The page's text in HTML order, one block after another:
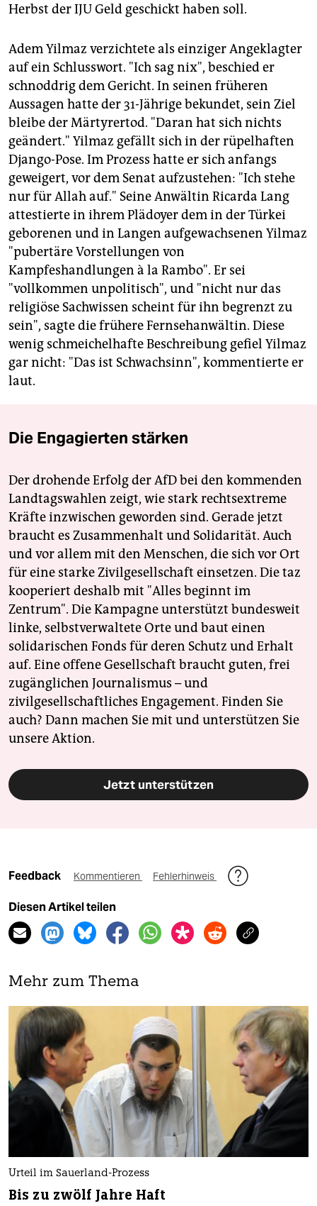
Herbst der IJU Geld geschickt haben soll.
Adem Yilmaz verzichtete als einziger Angeklagter
auf ein Schlusswort. "Ich sag nix", beschied er
schnoddrig dem Gericht. In seinen früheren
Aussagen hatte der 31-Jährige bekundet, sein Ziel
bleibe der Märtyrertod. "Daran hat sich nichts
geändert." Yilmaz gefällt sich in der rüpelhaften
Django-Pose. Im Prozess hatte er sich anfangs
geweigert, vor dem Senat aufzustehen: "Ich stehe
nur für Allah auf." Seine Anwältin Ricarda Lang
attestierte in ihrem Plädoyer dem in der Türkei
geborenen und in Langen aufgewachsenen Yilmaz
"pubertäre Vorstellungen von
Kampfeshandlungen à la Rambo". Er sei
"vollkommen unpolitisch", und "nicht nur das
religiöse Sachwissen scheint für ihn begrenzt zu
sein", sagte die frühere Fernsehanwältin. Diese
wenig schmeichelhafte Beschreibung gefiel Yilmaz
gar nicht: "Das ist Schwachsinn", kommentierte er
laut.
Die Engagierten stärken
Der drohende Erfolg der AfD bei den kommenden
Landtagswahlen zeigt, wie stark rechtsextreme
Kräfte inzwischen geworden sind. Gerade jetzt
braucht es Zusammenhalt und Solidarität. Auch
und vor allem mit den Menschen, die sich vor Ort
für eine starke Zivilgesellschaft einsetzen. Die taz
kooperiert deshalb mit "Alles beginnt im
Zentrum". Die Kampagne unterstützt bundesweit
linke, selbstverwaltete Orte und baut einen
solidarischen Fonds für deren Schutz und Erhalt
auf. Eine offene Gesellschaft braucht guten, frei
zugänglichen Journalismus – und
zivilgesellschaftliches Engagement. Finden Sie
auch? Dann machen Sie mit und unterstützen Sie
unsere Aktion.
Jetzt unterstützen
Feedback Kommentieren Fehlerhinweis
Diesen Artikel teilen
Mehr zum Thema
Urteil im Sauerland-Prozess
Bis zu zwölf Jahre Haft